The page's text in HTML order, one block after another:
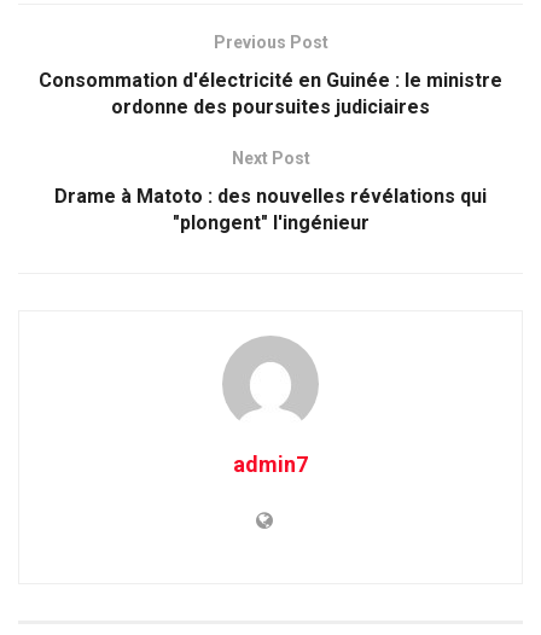
Previous Post
Consommation d'électricité en Guinée : le ministre
ordonne des poursuites judiciaires
Next Post
Drame à Matoto : des nouvelles révélations qui
"plongent" l'ingénieur
admin7